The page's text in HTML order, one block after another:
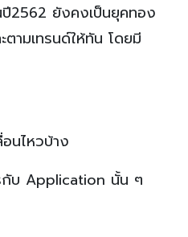
ปี2562 ยังคงเป็นยุคทอง
ามเทรนด์ให้ทัน โดยมี
นไหวบ้าง
กับ Application นั้น ๆ